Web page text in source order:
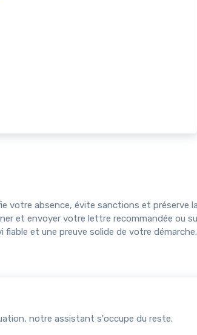
votre absence, évite sanctions et préserve la
et envoyer votre lettre recommandée ou
et une preuve solide de votre démarche.
notre assistant s'occupe du reste.